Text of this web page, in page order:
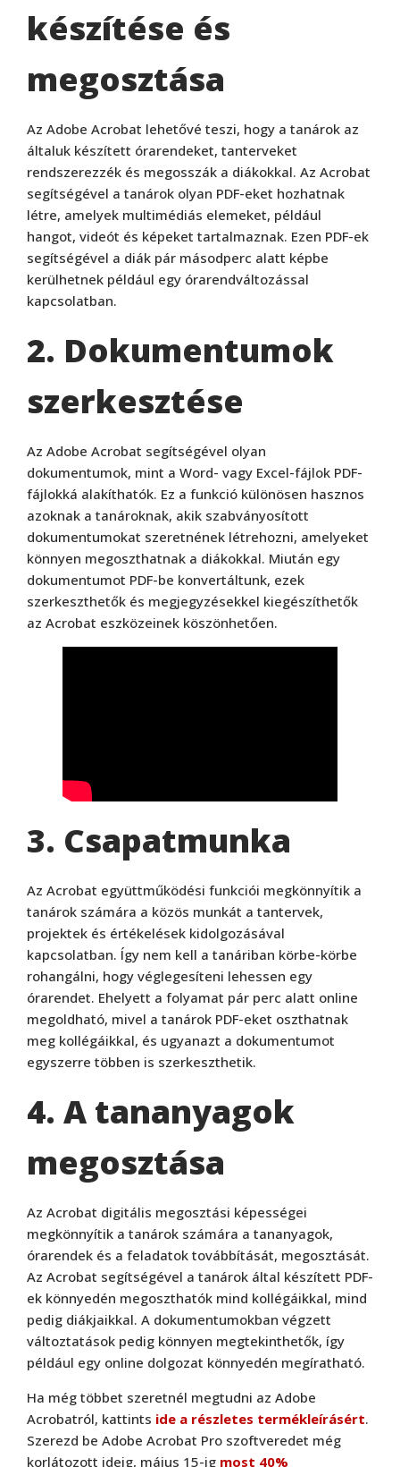
készítése és
megosztása
Az Adobe Acrobat lehetővé teszi, hogy a tanárok az
általuk készített órarendeket, tanterveket
rendszerezzék és megosszák a diákokkal. Az Acrobat
segítségével a tanárok olyan PDF-eket hozhatnak
létre, amelyek multimédiás elemeket, például
hangot, videót és képeket tartalmaznak. Ezen PDF-ek
segítségével a diák pár másodperc alatt képbe
kerülhetnek például egy órarendváltozással
kapcsolatban.
2. Dokumentumok
szerkesztése
Az Adobe Acrobat segítségével olyan
dokumentumok, mint a Word- vagy Excel-fájlok PDF-
fájlokká alakíthatók. Ez a funkció különösen hasznos
azoknak a tanároknak, akik szabványosított
dokumentumokat szeretnének létrehozni, amelyeket
könnyen megoszthatnak a diákokkal. Miután egy
dokumentumot PDF-be konvertáltunk, ezek
szerkeszthetők és megjegyzésekkel kiegészíthetők
az Acrobat eszközeinek köszönhetően.
3. Csapatmunka
Az Acrobat együttműködési funkciói megkönnyítik a
tanárok számára a közös munkát a tantervek,
projektek és értékelések kidolgozásával
kapcsolatban. Így nem kell a tanáriban körbe-körbe
rohangálni, hogy véglegesíteni lehessen egy
órarendet. Ehelyett a folyamat pár perc alatt online
megoldható, mivel a tanárok PDF-eket oszthatnak
meg kollégáikkal, és ugyanazt a dokumentumot
egyszerre többen is szerkeszthetik.
4. A tananyagok
megosztása
Az Acrobat digitális megosztási képességei
megkönnyítik a tanárok számára a tananyagok,
órarendek és a feladatok továbbítását, megosztását.
Az Acrobat segítségével a tanárok által készített PDF-
ek könnyedén megoszthatók mind kollégáikkal, mind
pedig diákjaikkal. A dokumentumokban végzett
változtatások pedig könnyen megtekinthetők, így
például egy online dolgozat könnyedén megíratható.
Ha még többet szeretnél megtudni az Adobe
Acrobatról, kattints ide a részletes termékleírásért.
Szerezd be Adobe Acrobat Pro szoftveredet még
korlátozott ideig, május 15-ig most 40%